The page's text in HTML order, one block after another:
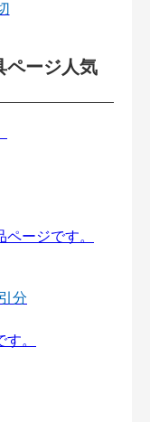
ページ人気
分